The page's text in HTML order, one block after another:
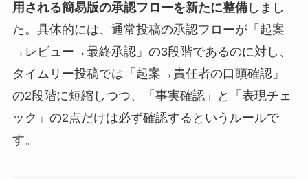
用される簡易版の承認フローを新たに整備しまし
た。具体的には、通常投稿の承認フローが「起案
→レビュー→最終承認」の3段階であるのに対し、
タイムリー投稿では「起案→責任者の口頭確認」
の2段階に短縮しつつ、「事実確認」と「表現チェ
ック」の2点だけは必ず確認するというルールで
す。